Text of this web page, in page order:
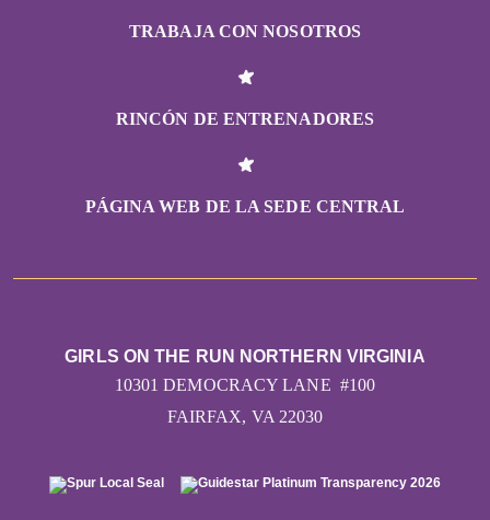
TRABAJA CON NOSOTROS
RINCÓN DE ENTRENADORES
PÁGINA WEB DE LA SEDE CENTRAL
GIRLS ON THE RUN NORTHERN VIRGINIA
10301 DEMOCRACY LANE #100
FAIRFAX, VA 22030